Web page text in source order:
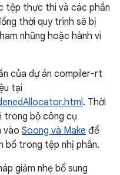
tệp thực thi và các phần
thời quy trình sẽ bị
nhũng hoặc hành vi
của dự án compiler-rt
tại
. Thời
trong bộ công cụ
vào Soong và Make để
bổ trong tệp nhị phân.
giảm nhẹ bổ sung